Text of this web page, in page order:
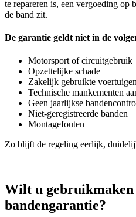
te repareren is, een vergoeding op
de band zit.
De garantie geldt niet in de
Motorsport of circuitgebruik
Opzettelijke schade
Zakelijk gebruikte
Technische mankementen
Geen jaarlijkse
Niet‑geregistreerde banden
Montagefouten
Zo blijft de regeling eerlijk,
Wilt u gebruikmaken
bandengarantie?